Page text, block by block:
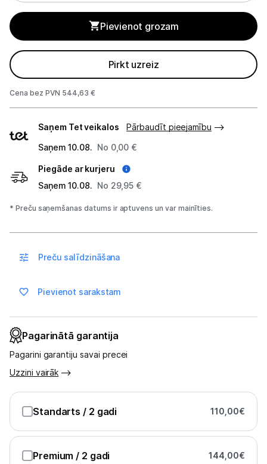
Plītis
Tvaika nosūcēji
Aksesuāri tvaika nosūcējiem
Iebūvējamā tehnika
Mazā tehnika
Kafijas pagatavošana
Mazā virtuves tehnika
Skaistumkopšana
Vēlmju saraksts
Tehnikas izvešana
Pievienot grozam
Pirkt uzreiz
Cena bez PVN 544,63 €
veidi
Saņem Tet veikalos
Pārbaudīt pieejamību
Saņem 10.08. No 0,00 €
Piegāde ar kurjeru
Saņem 10.08. No 29,95 €
* Preču saņemšanas datums ir aptuvens un var mainīties.
Preču salīdzināšana
Pievienot sarakstam
Pagarinātā garantija
Pagarini garantiju savai precei
Uzzini vairāk
Standarts / 2 gadi 110,00€
Premium / 2 gadi 144,00€